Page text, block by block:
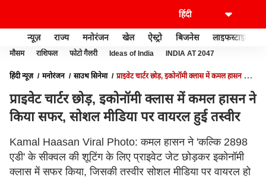
न्यूज़ राज्य मनोरंजन खेल ऐस्ट्रो बिजनेस लाइफस्टाइल
मौसम राशिफल फोटो गैलरी Ideas of India INDIA AT 2047
हिंदी न्यूज़ मनोरंजन साउथ सिनेमा
प्राइवेट चार्टर छोड़, इकोनॉमी क्लास में कमल हासन ने
प्राइवेट चार्टर छोड़, इकोनॉमी क्लास में कमल हासन ने
किया सफर, सोशल मीडिया पर वायरल हुई तस्वीर
Kamal Haasan Viral Photo: कमल हासन ने 'कल्कि 2898
एडी' के सीक्वल की शूटिंग के लिए प्राइवेट जेट छोड़कर इकोनॉमी
क्लास में सफर किया, जिसकी तस्वीर सोशल मीडिया पर वायरल हो